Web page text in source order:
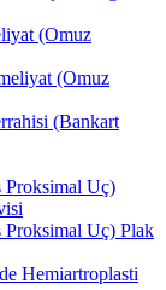
(Omuz
(Omuz
(Bankart
Proksimal Uç)
Proksimal Uç) Plak
Hemiartroplasti